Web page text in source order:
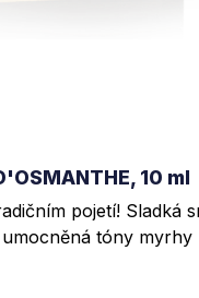
10 ml
pojetí! Sladká
tóny myrhy